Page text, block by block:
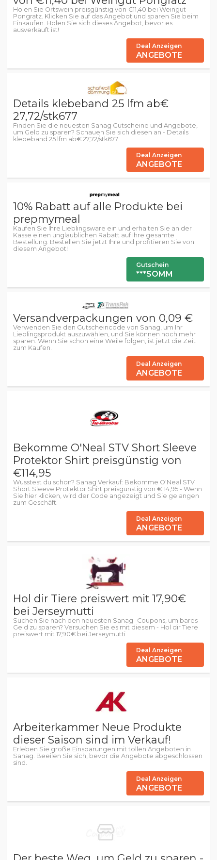
Holen Sie Ortswein preisgünstig von €11,40 bei Weingut
Pongratz. Klicken Sie auf das Angebot und sparen Sie beim
Einkaufen. Holen Sie sich dieses Angebot, bevor es
ausverkauft ist!
Deal Anzeigen
ANGEBOTE
Details klebeband 25 lfm ab€
27,72/stk677
Finden Sie die neuesten Sanag Gutscheine und Angebote,
um Geld zu sparen? Schauen Sie sich diesen an - Details
klebeband 25 lfm ab€ 27,72/stk677
Deal Anzeigen
ANGEBOTE
10% Rabatt auf alle Produkte bei
prepmymeal
Kaufen Sie Ihre Lieblingsware ein und erhalten Sie an der
Kasse einen unglaublichen Rabatt auf Ihre gesamte
Bestellung. Bestellen Sie jetzt Ihre und profitieren Sie von
diesem Angebot!
Gutschein
***SOMM
Versandverpackungen von 0,09 €
Verwenden Sie den Gutscheincode von Sanag, um Ihr
Lieblingsprodukt auszuwählen, und Sie können noch mehr
sparen. Wenn Sie schon eine Weile folgen, ist jetzt die Zeit
zum Kaufen.
Deal Anzeigen
ANGEBOTE
Bekomme O'Neal STV Short Sleeve
Protektor Shirt preisgünstig von
€114,95
Wusstest du schon? Sanag Verkauf: Bekomme O'Neal STV
Short Sleeve Protektor Shirt preisgünstig von €114,95 - Wenn
Sie hier klicken, wird der Code angezeigt und Sie gelangen
zum Geschäft.
Deal Anzeigen
ANGEBOTE
Hol dir Tiere preiswert mit 17,90€
bei Jerseymutti
Suchen Sie nach den neuesten Sanag -Coupons, um bares
Geld zu sparen? Versuchen Sie es mit diesem - Hol dir Tiere
preiswert mit 17,90€ bei Jerseymutti
Deal Anzeigen
ANGEBOTE
Arbeiterkammer Neue Produkte
dieser Saison sind im Verkauf!
Erleben Sie große Einsparungen mit tollen Angeboten in
Sanag. Beeilen Sie sich, bevor die Angebote abgeschlossen
sind.
Deal Anzeigen
ANGEBOTE